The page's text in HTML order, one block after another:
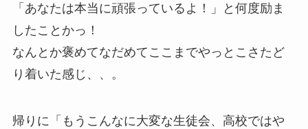
「あなたは本当に頑張っているよ！」と何度励ま
したことかっ！
なんとか褒めてなだめてここまでやっとこさたど
り着いた感じ、、。
帰りに「もうこんなに大変な生徒会、高校ではや